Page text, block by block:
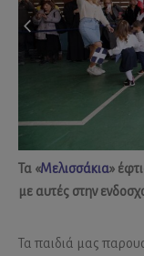
Τα «Μελισσάκια»
με αυτές στην
Τα παιδιά μας